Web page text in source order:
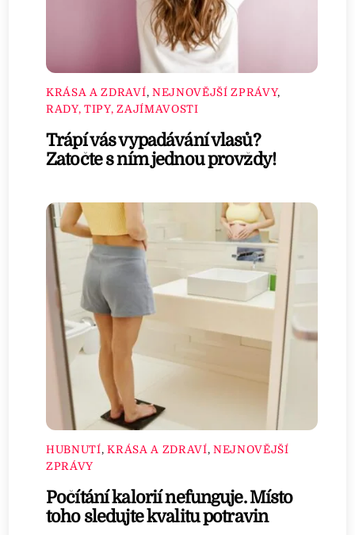
KRÁSA A ZDRAVÍ, NEJNOVĚJŠÍ ZPRÁVY,
RADY, TIPY, ZAJÍMAVOSTI
Trápí vás vypadávání vlasů?
Zatočte s ním jednou provždy!
HUBNUTÍ,KRÁSA A ZDRAVÍ, NEJNOVĚJŠÍ
ZPRÁVY
Počítání kalorií nefunguje. Místo
toho sledujte kvalitu potravin